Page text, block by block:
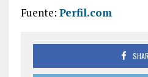
Fuente: Perfil.com